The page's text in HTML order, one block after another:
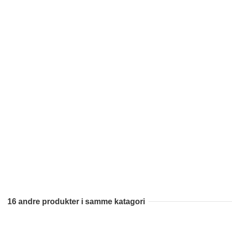
16 andre produkter i samme katagori